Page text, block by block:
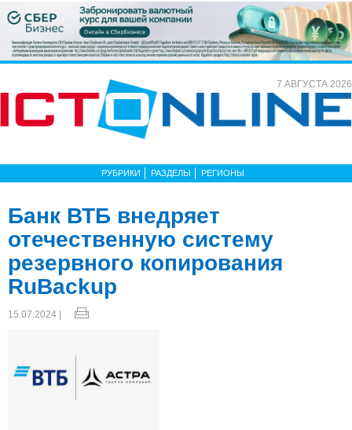
7 АВГУСТА 2026
РУБРИКИ РАЗДЕЛЫ РЕГИОНЫ
Банк ВТБ внедряет
отечественную систему
резервного копирования
RuBackup
15.07.2024 |